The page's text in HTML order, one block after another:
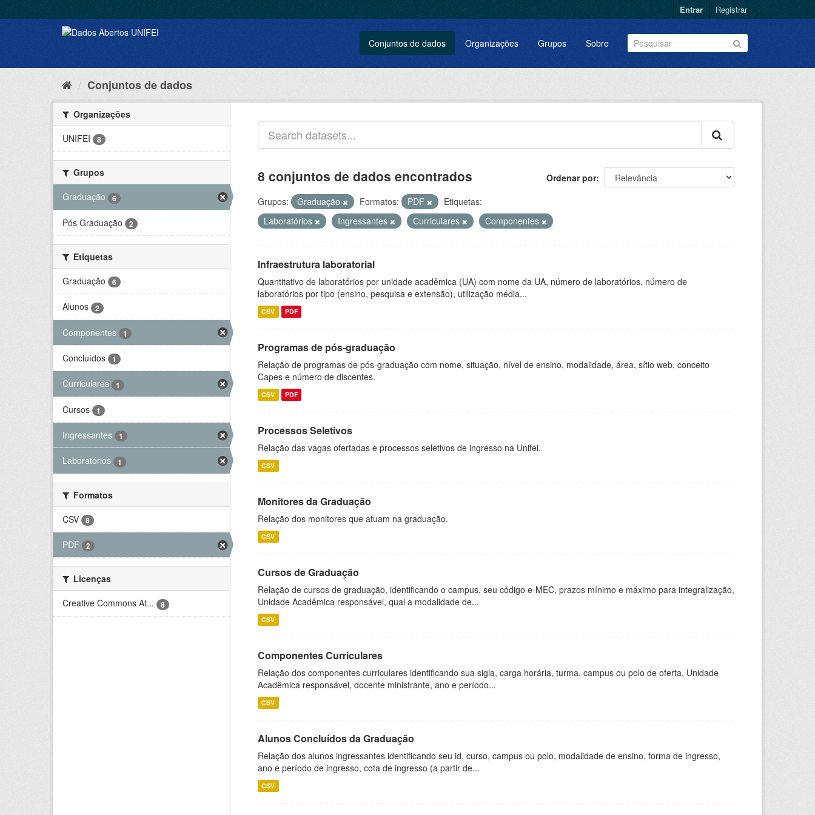
Entrar Registrar
Conjuntos de dados Organizações Grupos Sobre
Conjuntos de dados
Organizações
UNIFEI
8
Grupos
Graduação
6
Pós Graduação 2
Etiquetas
Graduação
6
Alunos 2
Componentes 1
Concluídos 1
Curriculares 1
Cursos 1
Ingressantes 1
Laboratórios 1
Formatos
CSV
8
PDF 2
Licenças
Creative Commons At...
8
Ordenar por
8 conjuntos de dados encontrados
Grupos: Graduação Formatos: PDF
Etiquetas:
Laboratórios
Ingressantes Curriculares Componentes
Infraestrutura laboratorial
Quantitativo de laboratórios por unidade acadêmica (UA) com nome da UA, número de laboratórios, número de
laboratórios por tipo (ensino, pesquisa e extensão), utilização média...
CSV PDF
Programas de pós-graduação
Relação de programas de pós-graduação com nome, situação, nível de ensino, modalidade, área, sítio web, conceito
Capes e número de discentes.
CSV PDF
Processos Seletivos
Relação das vagas ofertadas e processos seletivos de ingresso na Unifei.
CSV
Monitores da Graduação
Relação dos monitores que atuam na graduação.
CSV
Cursos de Graduação
Relação de cursos de graduação, identificando o campus, seu código e-MEC, prazos mínimo e máximo para integralização,
Unidade Acadêmica responsável, qual a modalidade de...
CSV
Componentes Curriculares
Relação dos componentes curriculares identificando sua sigla, carga horária, turma, campus ou polo de oferta, Unidade
Acadêmica responsável, docente ministrante, ano e período...
CSV
Alunos Concluídos da Graduação
Relação dos alunos ingressantes identificando seu id, curso, campus ou polo, modalidade de ensino, forma de ingresso,
ano e período de ingresso, cota de ingresso (a partir de...
CSV